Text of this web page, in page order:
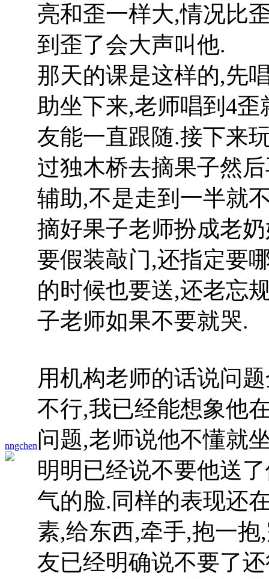
nngchen
亮和歪一样大,情况比
到歪了会大声叫他.
那天的课是这样的,先
助坐下来,老师唱到4
友能一直跟随.接下来
过独木桥去摘果子然
辅助,不是走到一半就
摘好果子老师扮成老
要假装敲门,还指定要
的时候也要送,还老忘
子老师如果不要就哭.
用机构老师的话说问
不行,我已经能想象他
问题,老师说他不懂就
明明已经说不要他送
气的脸.同样的表现还
素,给东西,牵手,抱一
友已经明确说不要了